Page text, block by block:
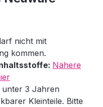
nicht mit
kommen.
Nähere
3 Jahren
Kleinteile. Bitte